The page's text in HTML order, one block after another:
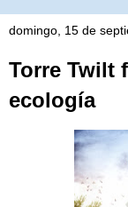
domingo, 15 de
Torre Twilt
ecología